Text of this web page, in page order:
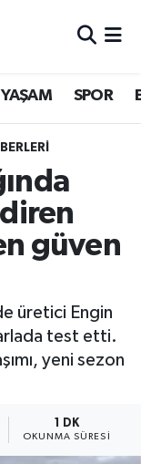
YAŞAM SPOR
güven
üretici Engin
test etti.
yeni sezon
1 DK
OKUNMA SÜRESI